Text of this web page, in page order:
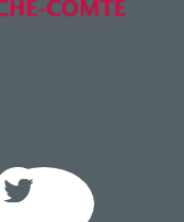
Twitter